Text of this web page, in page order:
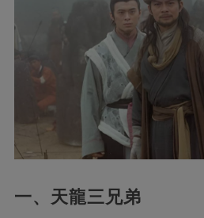
一、天龍三兄弟